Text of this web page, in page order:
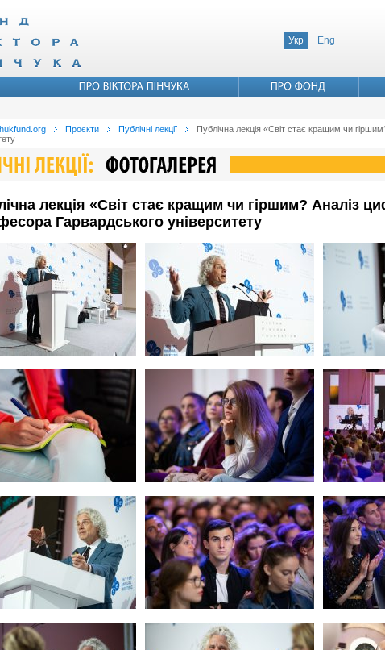
Укр Eng
Проєкти Публічні лекції
Публічна лекція «Світ стає кращим чи
лекція «Світ стає кращим чи гіршим? Аналіз
Гарвардського університету